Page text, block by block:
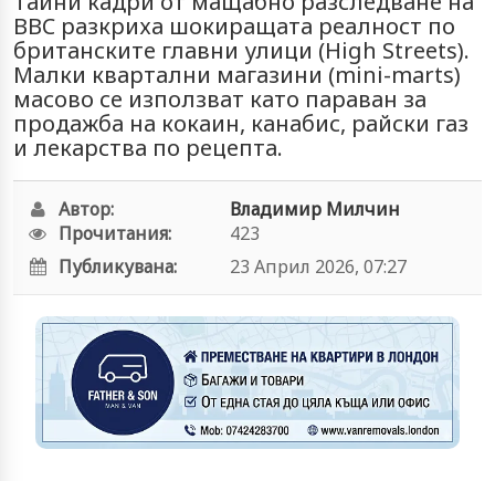
BBC разкриха шокиращата реалност по
британските главни улици (High Streets).
Малки квартални магазини (mini-marts)
масово се използват като параван за
продажба на кокаин, канабис, райски газ
и лекарства по рецепта.
Автор:
Владимир Милчин
Прочитания:
423
Публикувана:
23 Април 2026, 07:27